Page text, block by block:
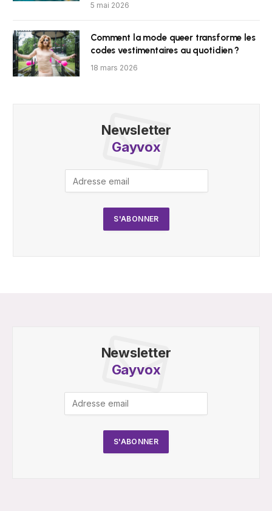
5 mai 2026
Comment la mode queer transforme les
codes vestimentaires au quotidien ?
18 mars 2026
Newsletter
Gayvox
Newsletter
Gayvox